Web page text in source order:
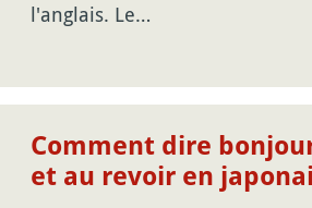
l'anglais. Le…
Comment dire
et au revoir en